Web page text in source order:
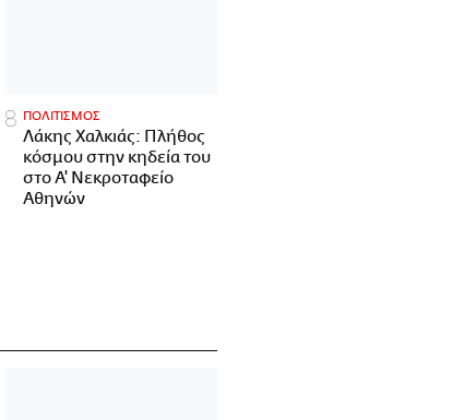
ΠΟΛΙΤΙΣΜΟΣ
Λάκης Χαλκιάς: Πλήθος
κόσμου στην κηδεία του
στο Α' Νεκροταφείο
Αθηνών